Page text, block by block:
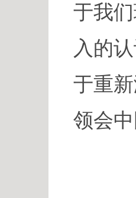
于我
入的
于重
领会